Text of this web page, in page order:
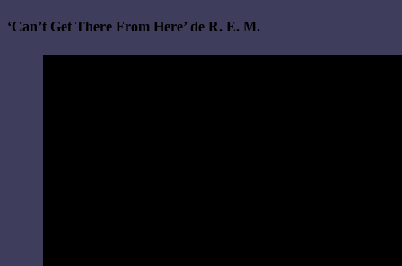
‘Can’t Get There From Here’ de R. E. M.